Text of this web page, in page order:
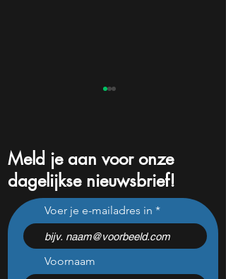
Is Meta nog koopwaardig
of wordt het tijd om te
verkopen?
Meld je aan voor onze
dagelijkse nieuwsbrief!
Voer je e-mailadres in
Voornaam